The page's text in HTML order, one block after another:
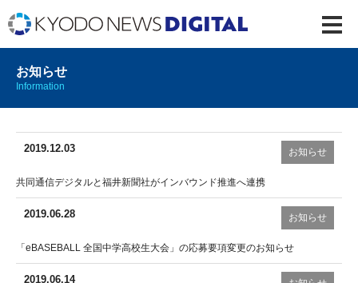
お知らせ
Information
2019.12.03 お知らせ
共同通信デジタルと福井新聞社がインバウンド推進へ連携
2019.06.28 お知らせ
「eBASEBALL 全国中学高校生大会」の応募要項変更のお知らせ
2019.06.14